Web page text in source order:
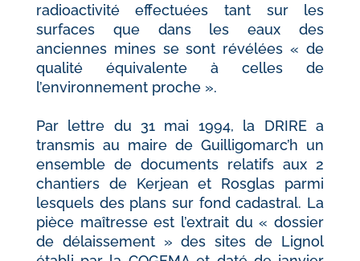
radioactivité effectuées tant sur les
surfaces que dans les eaux des
anciennes mines se sont révélées « de
qualité équivalente à celles de
l’environnement proche ».
Par lettre du 31 mai 1994, la DRIRE a
transmis au maire de Guilligomarc’h un
ensemble de documents relatifs aux 2
chantiers de Kerjean et Rosglas parmi
lesquels des plans sur fond cadastral. La
pièce maîtresse est l’extrait du « dossier
de délaissement » des sites de Lignol